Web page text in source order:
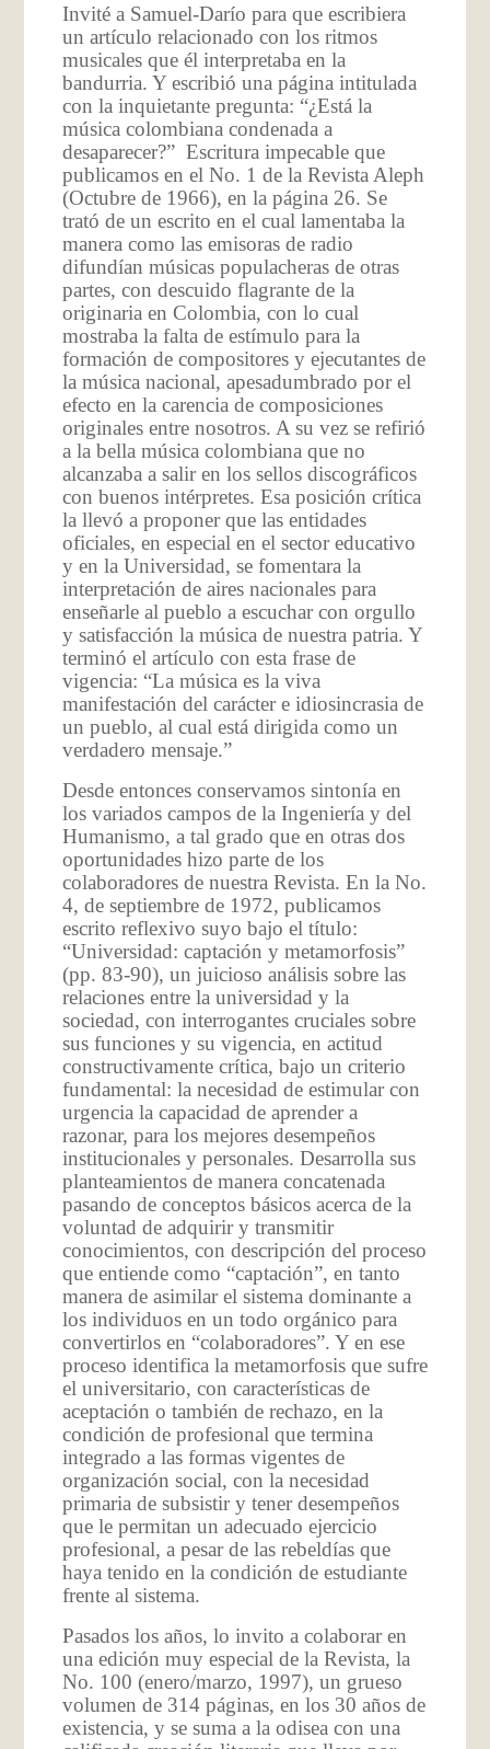
Invité a Samuel-Darío para que escribiera
un artículo relacionado con los ritmos
musicales que él interpretaba en la
bandurria. Y escribió una página intitulada
con la inquietante pregunta: “¿Está la
música colombiana condenada a
desaparecer?” Escritura impecable que
publicamos en el No. 1 de la Revista Aleph
(Octubre de 1966), en la página 26. Se
trató de un escrito en el cual lamentaba la
manera como las emisoras de radio
difundían músicas populacheras de otras
partes, con descuido flagrante de la
originaria en Colombia, con lo cual
mostraba la falta de estímulo para la
formación de compositores y ejecutantes de
la música nacional, apesadumbrado por el
efecto en la carencia de composiciones
originales entre nosotros. A su vez se refirió
a la bella música colombiana que no
alcanzaba a salir en los sellos discográficos
con buenos intérpretes. Esa posición crítica
la llevó a proponer que las entidades
oficiales, en especial en el sector educativo
y en la Universidad, se fomentara la
interpretación de aires nacionales para
enseñarle al pueblo a escuchar con orgullo
y satisfacción la música de nuestra patria. Y
terminó el artículo con esta frase de
vigencia: “La música es la viva
manifestación del carácter e idiosincrasia de
un pueblo, al cual está dirigida como un
verdadero mensaje.”
Desde entonces conservamos sintonía en
los variados campos de la Ingeniería y del
Humanismo, a tal grado que en otras dos
oportunidades hizo parte de los
colaboradores de nuestra Revista. En la No.
4, de septiembre de 1972, publicamos
escrito reflexivo suyo bajo el título:
“Universidad: captación y metamorfosis”
(pp. 83-90), un juicioso análisis sobre las
relaciones entre la universidad y la
sociedad, con interrogantes cruciales sobre
sus funciones y su vigencia, en actitud
constructivamente crítica, bajo un criterio
fundamental: la necesidad de estimular con
urgencia la capacidad de aprender a
razonar, para los mejores desempeños
institucionales y personales. Desarrolla sus
planteamientos de manera concatenada
pasando de conceptos básicos acerca de la
voluntad de adquirir y transmitir
conocimientos, con descripción del proceso
que entiende como “captación”, en tanto
manera de asimilar el sistema dominante a
los individuos en un todo orgánico para
convertirlos en “colaboradores”. Y en ese
proceso identifica la metamorfosis que sufre
el universitario, con características de
aceptación o también de rechazo, en la
condición de profesional que termina
integrado a las formas vigentes de
organización social, con la necesidad
primaria de subsistir y tener desempeños
que le permitan un adecuado ejercicio
profesional, a pesar de las rebeldías que
haya tenido en la condición de estudiante
frente al sistema.
Pasados los años, lo invito a colaborar en
una edición muy especial de la Revista, la
No. 100 (enero/marzo, 1997), un grueso
volumen de 314 páginas, en los 30 años de
existencia, y se suma a la odisea con una